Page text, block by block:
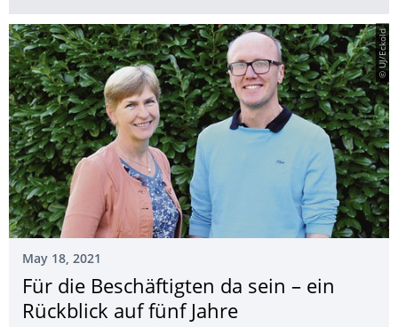
© UJ/Eckold
May 18, 2021
Für die Beschäftigten da sein – ein
Rückblick auf fünf Jahre